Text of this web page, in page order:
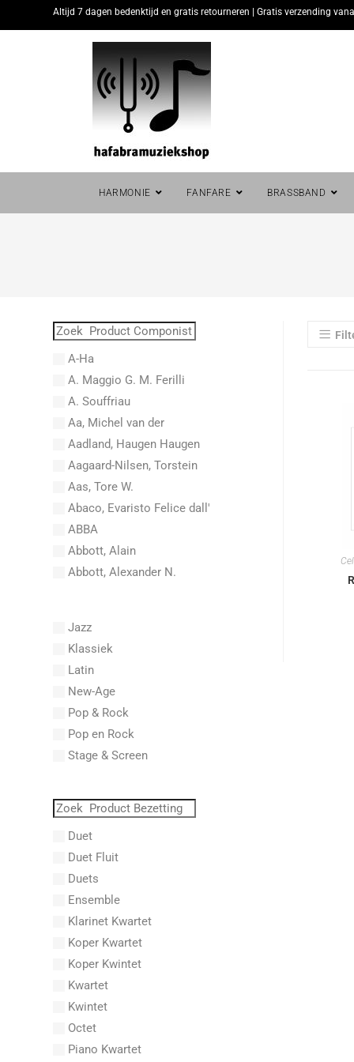
Altijd 7 dagen bedenktijd en gratis retourneren | Gratis verzending
HARMONIE FANFARE BRASSBAND
A-Ha
A. Maggio G. M. Ferilli
A. Souffriau
Aa, Michel van der
Aadland, Haugen Haugen
Aagaard-Nilsen, Torstein
Aas, Tore W.
Abaco, Evaristo Felice dall'
ABBA
Abbott, Alain
Abbott, Alexander N.
Abel, Lex
Aberg, Johan Ludvig
Aboucaya, Christian
Aboulker, Isabelle
Abraham, Paul
Abrams, Lester
Abreu, Zequinha
Absil, Jean
Abt, Franz Wilhelm
AC/DC
Achleitner, Rudolf
Acker, Dieter
Acosta, Omar
Adam Gorb
Adam, Adolphe Charles
Adam, Amy
Adams, Billy
Adams, Bryan
Adams, Byron
Jazz
Klassiek
Latin
New-Age
Pop & Rock
Pop en Rock
Stage & Screen
Duet
Duet Fluit
Duets
Ensemble
Klarinet Kwartet
Koper Kwartet
Koper Kwintet
Kwartet
Kwintet
Octet
Piano Kwartet